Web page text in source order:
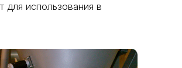
для использования в